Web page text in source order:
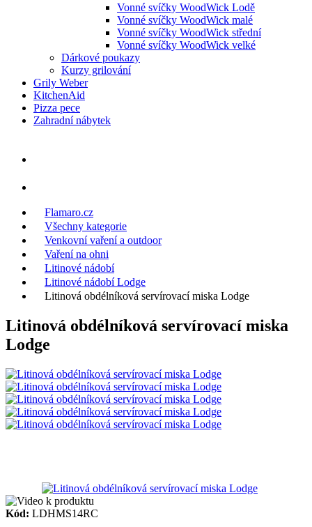
Vonné svíčky WoodWick Lodě
Vonné svíčky WoodWick malé
Vonné svíčky WoodWick střední
Vonné svíčky WoodWick velké
Dárkové poukazy
Kurzy grilování
Grily Weber
KitchenAid
Pizza pece
Zahradní nábytek
Flamaro.cz
Všechny kategorie
Venkovní vaření a outdoor
Vaření na ohni
Litinové nádobí
Litinové nádobí Lodge
Litinová obdélníková servírovací miska Lodge
Litinová obdélníková servírovací miska
Lodge
Kód: LDHMS14RC